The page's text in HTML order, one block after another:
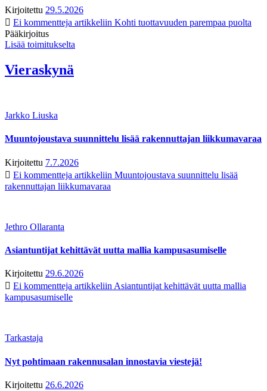
Kirjoitettu 29.5.2026
Ei kommentteja artikkeliin Kohti tuottavuuden parempaa puolta
Pääkirjoitus
Lisää toimitukselta
Vieraskynä
Jarkko Liuska
Muuntojoustava suunnittelu lisää rakennuttajan liikkumavaraa
Kirjoitettu 7.7.2026
Ei kommentteja artikkeliin Muuntojoustava suunnittelu lisää
rakennuttajan liikkumavaraa
Jethro Ollaranta
Asiantuntijat kehittävät uutta mallia kampusasumiselle
Kirjoitettu 29.6.2026
Ei kommentteja artikkeliin Asiantuntijat kehittävät uutta mallia
kampusasumiselle
Tarkastaja
Nyt pohtimaan rakennusalan innostavia viestejä!
Kirjoitettu 26.6.2026